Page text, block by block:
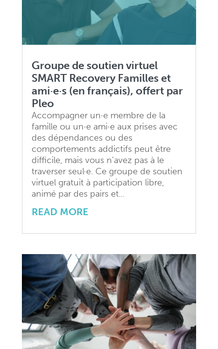
Groupe de soutien virtuel
SMART Recovery Familles et
ami·e·s (en français), offert par
Pleo
famille ou un·e ami·e aux prises avec
des dépendances ou des
comportements addictifs peut être
difficile, mais vous n’avez pas à le
traverser seul·e. Ce groupe de soutien
virtuel gratuit à participation libre,
animé par des pairs et...
READ MORE
Comité consultatif Familles /
Aidant-e-s de Pleo : Appel à